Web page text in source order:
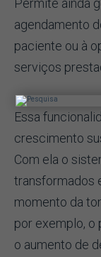
agendamento
paciente ou à
serviços
Essa
crescimento
Com ela o
transformados
momento da
por exemplo, o
o aumento de